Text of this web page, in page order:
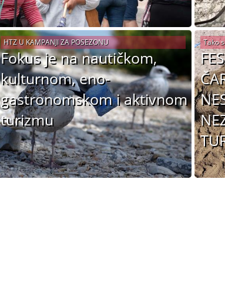
Fokus je na nautičkom,
kulturnom, eno-
gastronomskom i aktivnom
turizmu
HTZ U KAMPANJI ZA POSEZONU Tako